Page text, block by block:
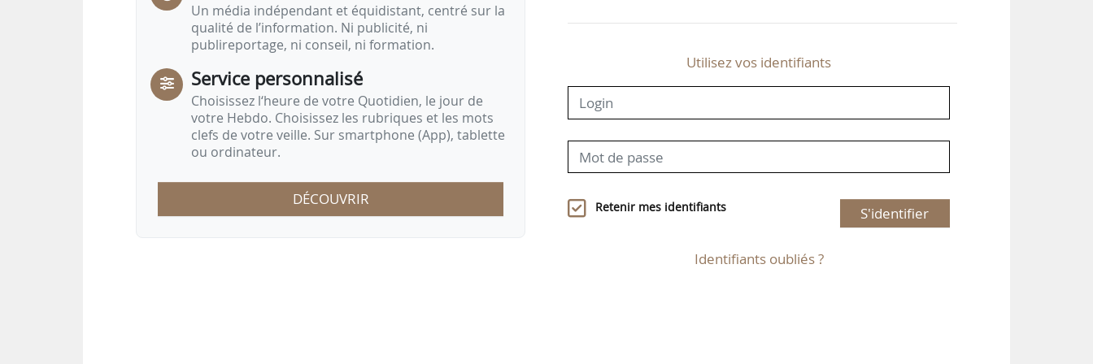
Un média indépendant et équidistant, centré sur la
qualité de l’information. Ni publicité, ni
publireportage, ni conseil, ni formation.
Service personnalisé
Choisissez l‘heure de votre Quotidien, le jour de
votre Hebdo. Choisissez les rubriques et les mots
clefs de votre veille. Sur smartphone (App), tablette
ou ordinateur.
DÉCOUVRIR
Utilisez vos identifiants
Retenir mes identifiants S'identifier
Identifiants oubliés ?